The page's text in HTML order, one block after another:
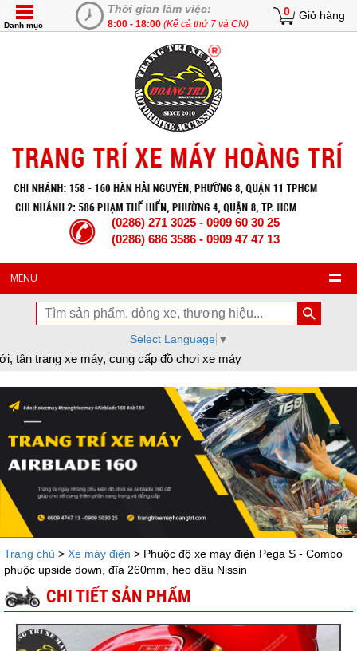
Thời gian làm việc:
8:00 - 18:00 (Kể cả thứ 7 và CN)
0 Giỏ hàng
Danh mục
(0286) 271 3025 - 0909 60 30 25
(0286) 686 3586 - 0909 47 47 13
MENU
Select Language ▼
cung cấp đồ chơi xe máy
Trang chủ > Xe máy điện > Phuộc độ xe máy điện Pega S - Combo
phuộc upside down, đĩa 260mm, heo dầu Nissin
CHI TIẾT SẢN PHẨM